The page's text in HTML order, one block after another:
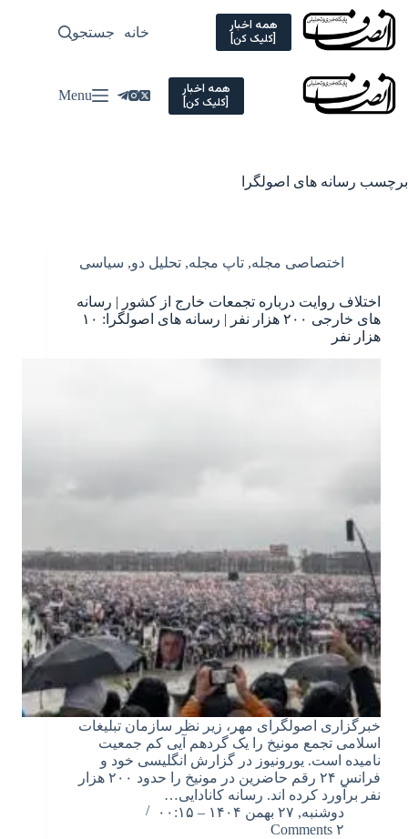
Skip
content
همه اخبار
[کلیک کن] خانه سیاسی
جستجو
همه اخبار
[کلیک کن] Menu
برچسب رسانه های اصولگرا
اختصاصی مجله, تاپ مجله, تحلیل دو, سیاسی
اختلاف روایت درباره تجمعات خارج از کشور | رسانه
های خارجی ۲۰۰ هزار نفر | رسانه های اصولگرا: ۱۰
هزار نفر
خبرگزاری اصولگرای مهر، زیر نظر سازمان تبلیغات
اسلامی تجمع مونیخ را یک گردهم آیی کم جمعیت
نامیده است. یورونیوز در گزارش انگلیسی خود و
فرانس ۲۴ رقم حاضرین در مونیخ را حدود ۲۰۰ هزار
نفر برآورد کرده اند. رسانه کانادایی…
دوشنبه, ۲۷ بهمن ۱۴۰۴ – ۰۰:۱۵
۲ Comments